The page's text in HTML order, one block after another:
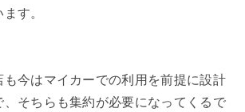
す。
も今はマイカーでの利用を前提に設計
、そちらも集約が必要になってくるで